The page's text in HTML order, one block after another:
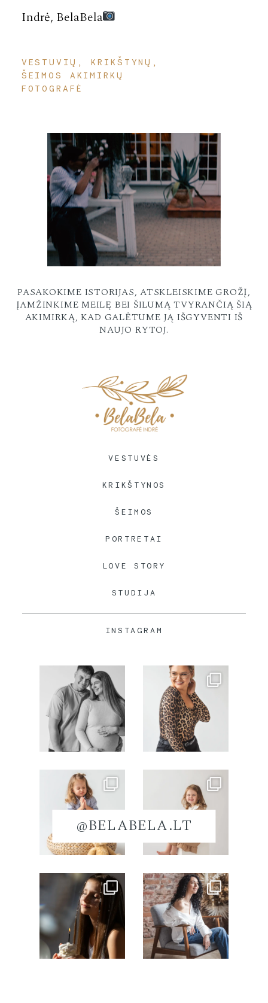
Indrė, BelaBela
VESTUVIŲ, KRIKŠTYNŲ,
ŠEIMOS AKIMIRKŲ
FOTOGRAFĖ
PASAKOKIME ISTORIJAS, ATSKLEISKIME GROŽĮ,
ĮAMŽINKIME MEILĘ BEI ŠILUMĄ TVYRANČIĄ ŠIĄ
AKIMIRKĄ, KAD GALĖTUME JĄ IŠGYVENTI IŠ
NAUJO RYTOJ.
VESTUVĖS
KRIKŠTYNOS
ŠEIMOS
PORTRETAI
LOVE STORY
STUDIJA
INSTAGRAM
@BELABELA.LT